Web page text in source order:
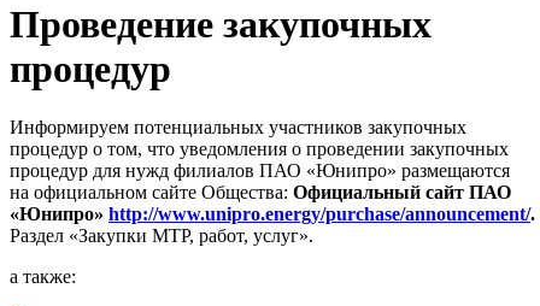
Проведение закупочных
процедур
Информируем потенциальных участников закупочных
процедур о том, что уведомления о проведении закупочных
процедур для нужд филиалов ПАО «Юнипро» размещаются
на официальном сайте Общества: Официальный сайт ПАО
«Юнипро» http://www.unipro.energy/purchase/announcement/.
Раздел «Закупки МТР, работ, услуг».
а также: